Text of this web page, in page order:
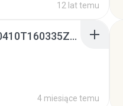
12 lat temu
whatsapp backups -20260410T160335Z-3-001.zip
4 miesiące temu